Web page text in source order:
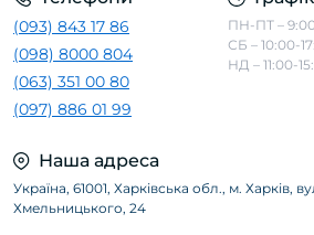
(093) 843 17 86
(098) 8000 804
(063) 351 00 80
(097) 886 01 99
ПН-ПТ –
СБ – 10:00-
НД – 11:00-
Наша адреса
Україна, 61001, Харківська обл., м. Харків,
Хмельницького, 24